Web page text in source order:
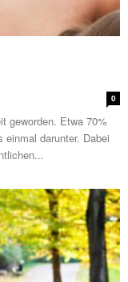
0
geworden. Etwa 70%
darunter. Dabei